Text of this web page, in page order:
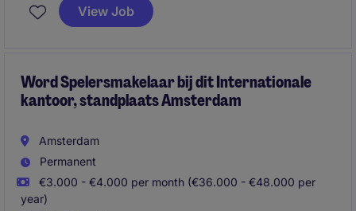
en zet je commerciële ervaring in aan de klantzijde.
Ontwikkel je buiten recruitment, mét impact binnen
View Job
Word Spelersmakelaar bij dit Internationale
kantoor, standplaats Amsterdam
Amsterdam
Permanent
€3.000 - €4.000 per month (€36.000 - €48.000 per
year)